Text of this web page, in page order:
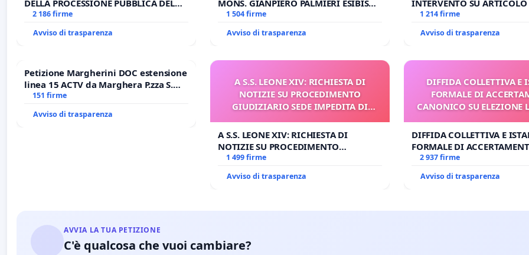
DELLA PROCESSIONE PUBBLICA DEL
CORPUS DOMINI A MILANO
2 186 firme
Avviso di trasparenza
MONS. GIANPIERO PALMIERI ESIBISCE
OPERE DI RUPNIK?
1 504 firme
Avviso di trasparenza
INTERVENTO SU ARTICOLO
ANTONIO SPADARO
1 214 firme
Avviso di trasparenza
Petizione Margherini DOC estensione
linea 15 ACTV da Marghera P.zza S.
Antonio all'aeroporto Marco Polo
151 firme
Avviso di trasparenza
A S.S. LEONE XIV: RICHIESTA DI
NOTIZIE SU PROCEDIMENTO
GIUDIZIARIO SEDE IMPEDITA DI
A S.S. LEONE XIV: RICHIESTA DI
NOTIZIE SU PROCEDIMENTO
GIUDIZIARIO SEDE IMPEDITA DI
1 499 firme
Avviso di trasparenza
DIFFIDA COLLETTIVA E
FORMALE DI
CANONICO SU ELEZIONE
DIFFIDA COLLETTIVA E
FORMALE DI
CANONICO SU ELEZIONE
2 937 firme
Avviso di trasparenza
AVVIA LA TUA PETIZIONE
C'è qualcosa che vuoi cambiare?